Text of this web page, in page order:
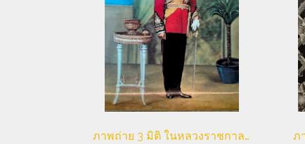
ภาพถ่าย 3 มิติ ในหลวงราชกาลที่ 9